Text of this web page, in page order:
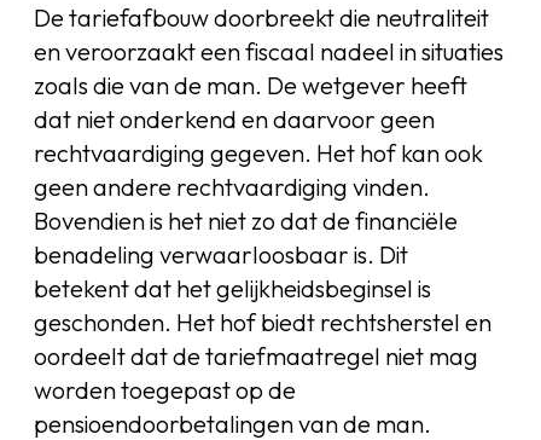
De tariefafbouw doorbreekt die neutraliteit
en veroorzaakt een fiscaal nadeel in situaties
zoals die van de man. De wetgever heeft
dat niet onderkend en daarvoor geen
rechtvaardiging gegeven. Het hof kan ook
geen andere rechtvaardiging vinden.
Bovendien is het niet zo dat de financiële
benadeling verwaarloosbaar is. Dit
betekent dat het gelijkheidsbeginsel is
geschonden. Het hof biedt rechtsherstel en
oordeelt dat de tariefmaatregel niet mag
worden toegepast op de
pensioendoorbetalingen van de man.